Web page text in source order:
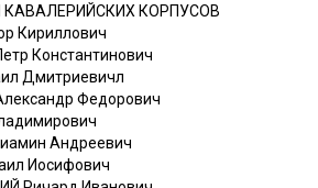
КАВАЛЕРИЙСКИХ КОРПУСОВ
Кириллович
Константинович
Дмитриевичл
Федорович
Андреевич
Иосифович